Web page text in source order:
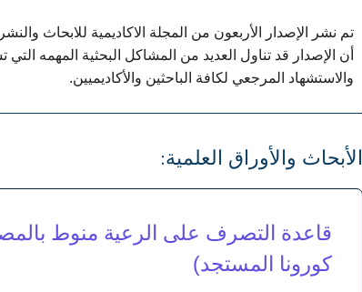
أن الإصدار قد تناول العديد من المشاكل البحثية المهمه
والاستشهاد المرجعي لكافة الباحثين والأكاديميين.
الأبحاث والأوراق العلمية:
قاعدة التصرف على الرعية منوط
كورونا المستجد)